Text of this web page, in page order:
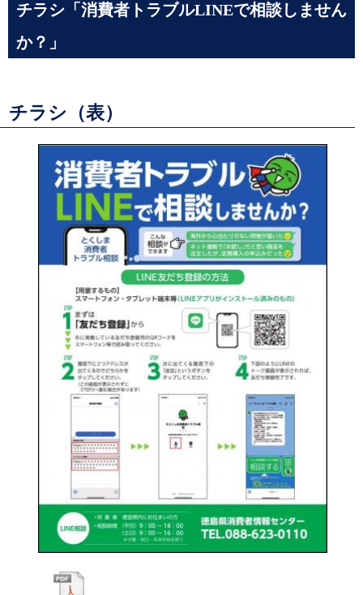
チラシ「消費者トラブルLINEで相談しません
か？」
チラシ（表）